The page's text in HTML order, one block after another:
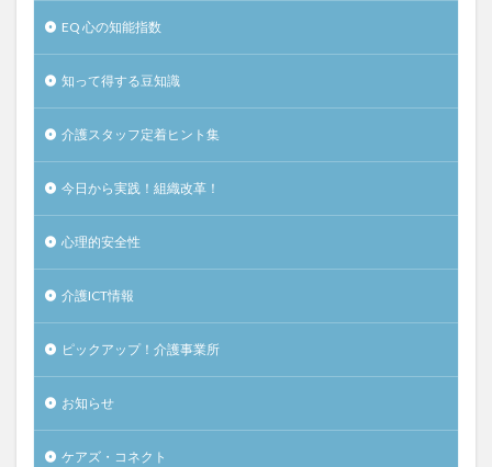
EQ 心の知能指数
知って得する豆知識
介護スタッフ定着ヒント集
今日から実践！組織改革！
心理的安全性
介護ICT情報
ピックアップ！介護事業所
お知らせ
ケアズ・コネクト